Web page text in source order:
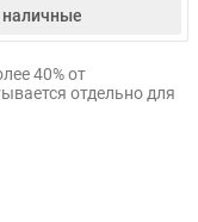
наличные
40% от
отдельно для